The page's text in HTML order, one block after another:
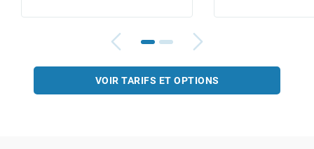
VOIR TARIFS ET OPTIONS